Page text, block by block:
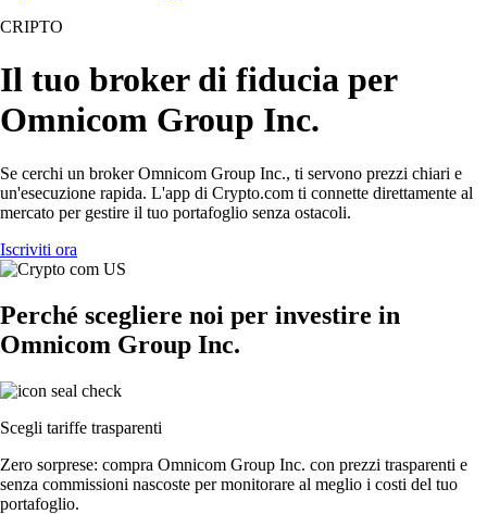
CRIPTO
Il tuo broker di fiducia per
Omnicom Group Inc.
Se cerchi un broker Omnicom Group Inc., ti servono prezzi chiari e
un'esecuzione rapida. L'app di Crypto.com ti connette direttamente al
mercato per gestire il tuo portafoglio senza ostacoli.
Iscriviti ora
Perché scegliere noi per investire in
Omnicom Group Inc.
Scegli tariffe trasparenti
Zero sorprese: compra Omnicom Group Inc. con prezzi trasparenti e
senza commissioni nascoste per monitorare al meglio i costi del tuo
portafoglio.